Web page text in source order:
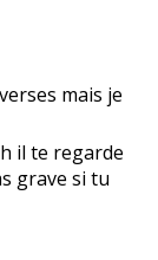
mais je
il te regarde
grave si tu